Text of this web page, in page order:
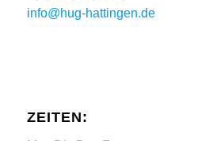
info@hug-hattingen.de
ZEITEN: